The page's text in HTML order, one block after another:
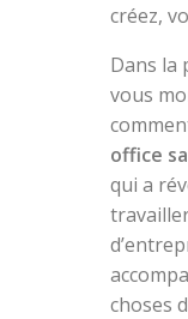
créez,
Dans la
vous
office
qui a
choses